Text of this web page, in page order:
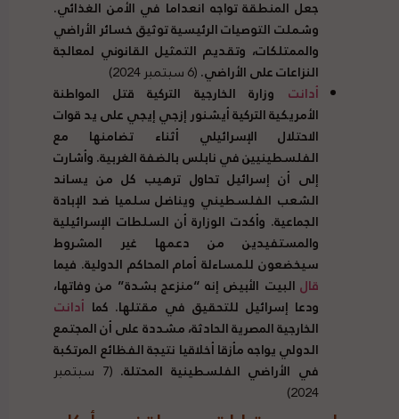
جعل المنطقة تواجه انعداما في الأمن الغذائي.
وشملت التوصيات الرئيسية توثيق خسائر الأراضي
والممتلكات، وتقديم التمثيل القانوني لمعالجة
النزاعات على الأراضي.(6 سبتمبر 2024)
أدانت وزارة الخارجية التركية قتل المواطنة
الأمريكية التركية أيشنور إزجي إيجي على يد قوات
الاحتلال الإسرائيلي أثناء تضامنها مع
الفلسطينيين في نابلس بالضفة الغربية. وأشارت
إلى أن إسرائيل تحاول ترهيب كل من يساند
الشعب الفلسطيني ويناضل سلميا ضد الإبادة
الجماعية. وأكدت الوزارة أن السلطات الإسرائيلية
والمستفيدين من دعمها غير المشروط
سيخضعون للمساءلة أمام المحاكم الدولية. فيما
قال البيت الأبيض إنه “منزعج بشدة” من وفاتها،
ودعا إسرائيل للتحقيق في مقتلها. كما أدانت
الخارجية المصرية الحادثة، مشددة على أن المجتمع
الدولي يواجه مأزقا أخلاقيا نتيجة الفظائع المرتكبة
في الأراضي الفلسطينية المحتلة.
(7 سبتمبر
2024)